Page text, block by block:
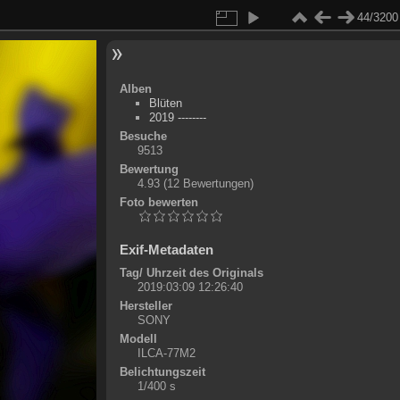
44/3200
Alben
Blüten
2019 --------
Besuche
9513
Bewertung
4.93 (12 Bewertungen)
Foto bewerten
Exif-Metadaten
Tag/ Uhrzeit des Originals
2019:03:09 12:26:40
Hersteller
SONY
Modell
ILCA-77M2
Belichtungszeit
1/400 s